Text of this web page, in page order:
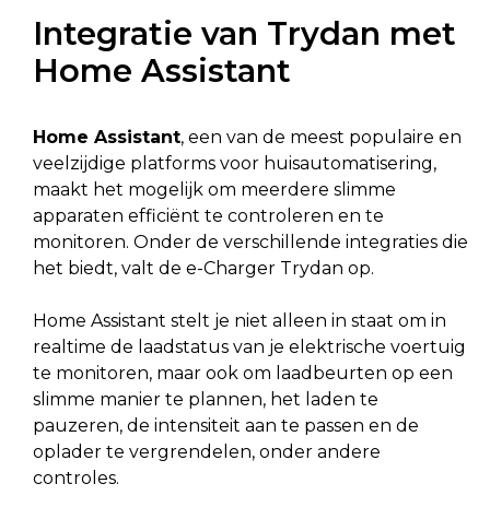
Online kopen
Integratie van Trydan met
Home Assistant
Home Assistant, een van de meest populaire en
veelzijdige platforms voor huisautomatisering,
maakt het mogelijk om meerdere slimme
apparaten efficiënt te controleren en te
monitoren. Onder de verschillende integraties die
het biedt, valt de e-Charger Trydan op.
Home Assistant stelt je niet alleen in staat om in
realtime de laadstatus van je elektrische voertuig
te monitoren, maar ook om laadbeurten op een
slimme manier te plannen, het laden te
pauzeren, de intensiteit aan te passen en de
oplader te vergrendelen, onder andere
controles.